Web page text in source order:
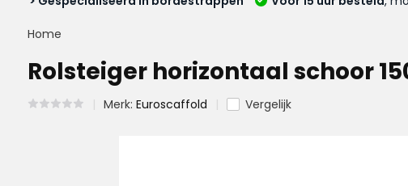
Home
Rolsteiger horizontaal schoor
Merk: Euroscaffold Vergelijk